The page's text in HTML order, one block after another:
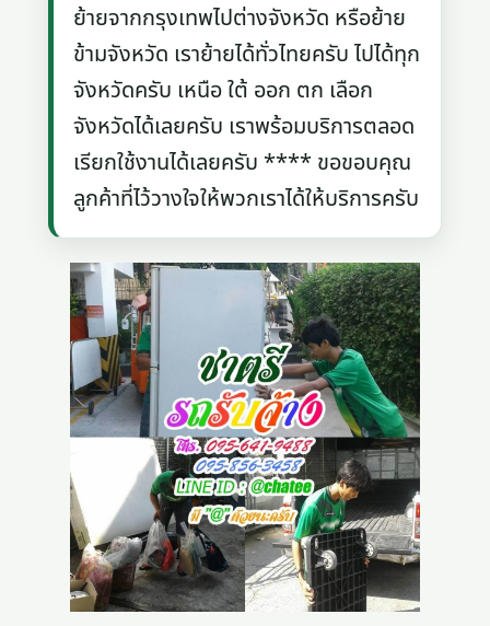
ย้ายจากกรุงเทพไปต่างจังหวัด หรือย้าย
ข้ามจังหวัด เราย้ายได้ทั่วไทยครับ ไปได้ทุก
จังหวัดครับ เหนือ ใต้ ออก ตก เลือก
จังหวัดได้เลยครับ เราพร้อมบริการตลอด
เรียกใช้งานได้เลยครับ **** ขอขอบคุณ
ลูกค้าที่ไว้วางใจให้พวกเราได้ให้บริการครับ